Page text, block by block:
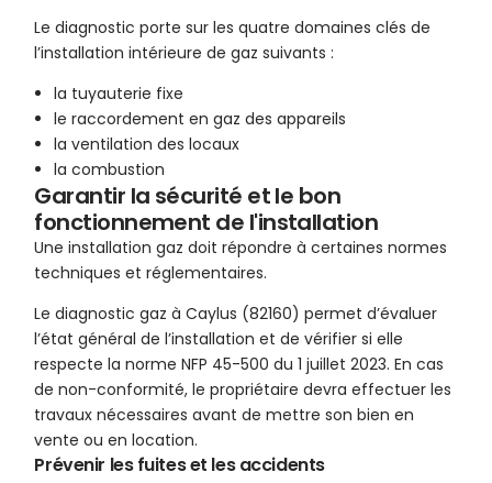
Le diagnostic porte sur les quatre domaines clés de
l’installation intérieure de gaz suivants :
la tuyauterie fixe
le raccordement en gaz des appareils
la ventilation des locaux
la combustion
Garantir la sécurité et le bon
fonctionnement de l'installation
Une installation gaz doit répondre à certaines normes
techniques et réglementaires.
Le diagnostic gaz à Caylus (82160) permet d’évaluer
l’état général de l’installation et de vérifier si elle
respecte la norme NFP 45-500 du 1 juillet 2023. En cas
de non-conformité, le propriétaire devra effectuer les
travaux nécessaires avant de mettre son bien en
vente ou en location.
Prévenir les fuites et les accidents